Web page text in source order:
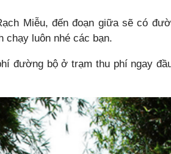
Miễu, đến đoạn giữa sẽ có
chạy luôn nhé các bạn.
đường bộ ở trạm thu phí ngay